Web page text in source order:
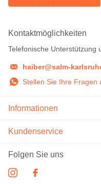
Kontaktmöglichkeiten
Telefonische Unterstützung
haiber@salm-
Stellen Sie Ihre Fragen
Informationen
Kundenservice
Folgen Sie uns